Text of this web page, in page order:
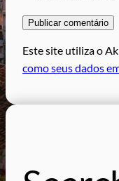
Este site utiliza o
como seus dados